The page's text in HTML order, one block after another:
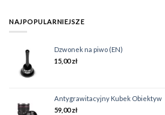
NAJPOPULARNIEJSZE
Dzwonek na piwo (EN)
15,00zł
Antygrawitacyjny Kubek Obiektyw
59,00zł